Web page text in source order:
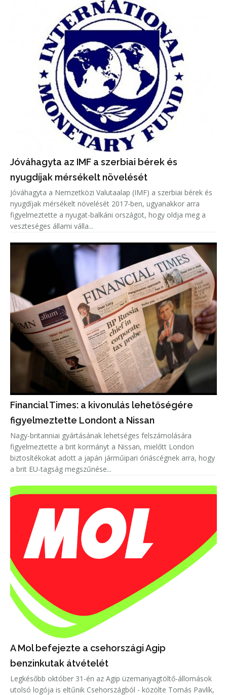
Jóváhagyta az IMF a szerbiai bérek és
nyugdíjak mérsékelt növelését
Jóváhagyta a Nemzetközi Valutaalap (IMF) a szerbiai bérek és
nyugdíjak mérsékelt növelését 2017-ben, ugyanakkor arra
figyelmeztette a nyugat-balkáni országot, hogy oldja meg a
veszteséges állami válla...
Financial Times: a kivonulás lehetőségére
figyelmeztette Londont a Nissan
Nagy-britanniai gyártásának lehetséges felszámolására
figyelmeztette a brit kormányt a Nissan, mielőtt London
biztosítékokat adott a japán járműipari óriáscégnek arra, hogy
a brit EU-tagság megszűnése...
A Mol befejezte a csehországi Agip
benzinkutak átvételét
Legkésőbb október 31-én az Agip üzemanyagtöltő-állomások
utolsó logója is eltűnik Csehországból - közölte Tomás Pavlík,